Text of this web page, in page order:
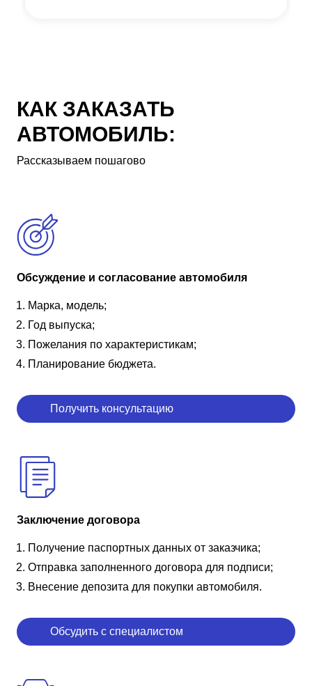
КАК ЗАКАЗАТЬ
АВТОМОБИЛЬ:
Рассказываем пошагово
Обсуждение и согласование автомобиля
Марка, модель;
Год выпуска;
Пожелания по характеристикам;
Планирование бюджета.
Получить консультацию
Заключение договора
Получение паспортных данных от заказчика;
Отправка заполненного договора для подписи;
Внесение депозита для покупки автомобиля.
Обсудить с специалистом